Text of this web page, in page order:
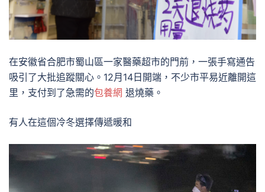
在安徽省合肥市蜀山區一家醫藥超市的門前，一張手寫通告
吸引了大批追蹤關心。12月14日開端，不少市平易近離開這
里，支付到了急需的包養網 退燒藥。
有人在這個冷冬選擇傳遞暖和